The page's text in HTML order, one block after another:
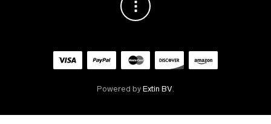
Powered by Extin BV